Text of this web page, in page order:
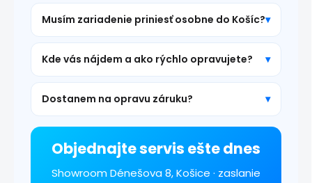
Musím zariadenie priniesť osobne do Košíc?
Kde vás nájdem a ako rýchlo opravujete?
Dostanem na opravu záruku?
Objednajte servis ešte dnes
Showroom Dénešova 8, Košice · zaslanie